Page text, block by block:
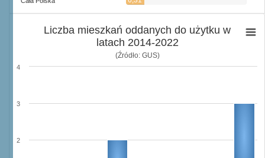
Liczba mieszkań oddanych do użytku w
latach 2014-2022
(Źródło: GUS)
2
3
4